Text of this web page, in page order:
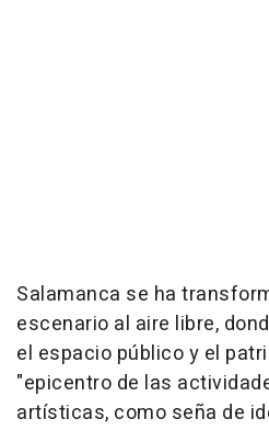
Salamanca se ha
escenario al aire libre,
el espacio público y el
"epicentro de las
artísticas, como seña de